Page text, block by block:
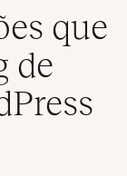
que
de